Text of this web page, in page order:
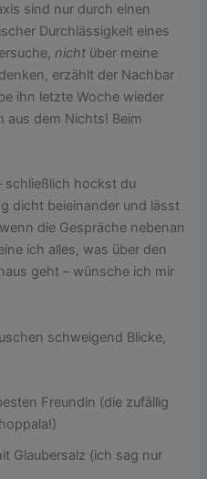
sind nur durch einen
Durchlässigkeit eines
nicht über meine
erzählt der Nachbar
ihn letzte Woche wieder
aus dem Nichts! Beim
schließlich hockst du
dicht beieinander und lässt
die Gespräche nebenan
ich alles, was über den
geht – wünsche ich mir
schweigend Blicke,
Freundin (die zufällig
Glaubersalz (ich sag nur